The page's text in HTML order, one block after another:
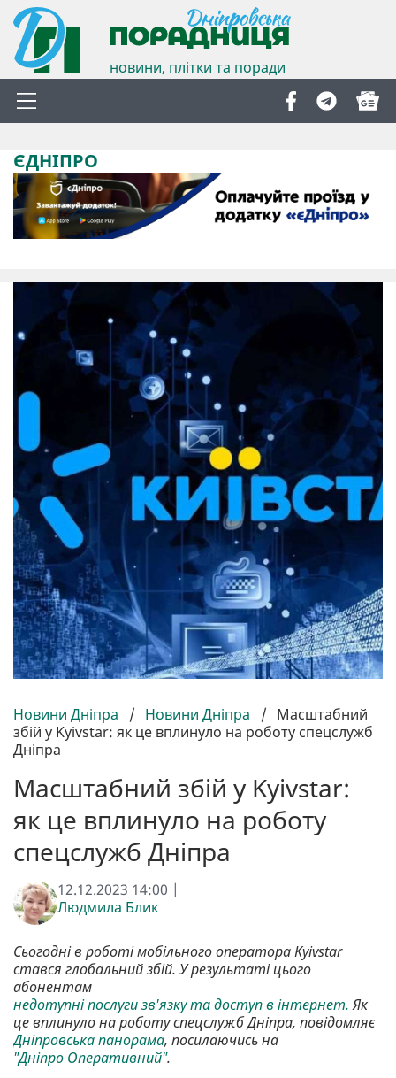
новини, плітки та поради
ЄДНІПРО
Новини Дніпра / Новини Дніпра / Масштабний
збій у Kyivstar: як це вплинуло на роботу спецслужб
Дніпра
Масштабний збій у Kyivstar:
як це вплинуло на роботу
спецслужб Дніпра
12.12.2023 14:00 |
Людмила Блик
Сьогодні в роботі мобільного оператора Kyivstar
стався глобальний збій. У результаті цього
абонентам
недотупні послуги зв'язку та доступ в інтернет.Як
це вплинуло на роботу спецслужб Дніпра, повідомляє
Дніпровська панорама, посилаючись на
"Дніпро Оперативний".